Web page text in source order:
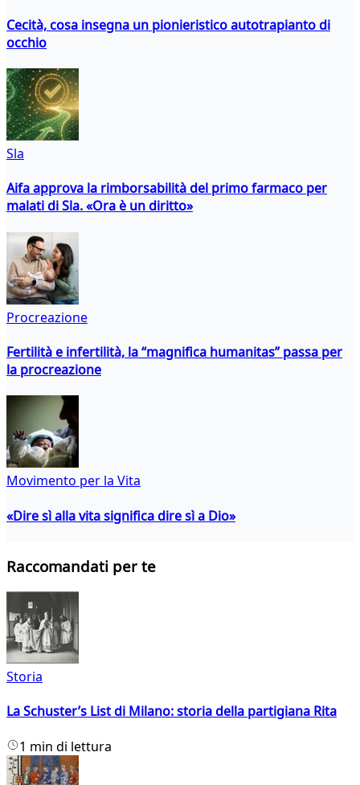
Cecità, cosa insegna un pionieristico autotrapianto di
occhio
Sla
Aifa approva la rimborsabilità del primo farmaco per
malati di Sla. «Ora è un diritto»
Procreazione
Fertilità e infertilità, la “magnifica humanitas” passa per
la procreazione
Movimento per la Vita
«Dire sì alla vita significa dire sì a Dio»
Raccomandati per te
Storia
La Schuster’s List di Milano: storia della partigiana Rita
1 min di lettura